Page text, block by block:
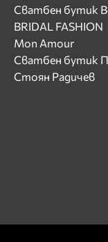
Сватбен бутик
BRIDAL FASHION
Mon Amour
Сватбен бутик
Стоян Радичев